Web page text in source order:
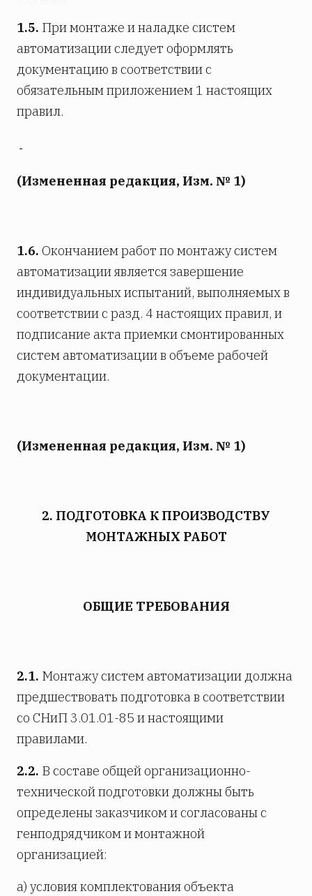
1.5. При монтаже и наладке систем
автоматизации следует оформлять
документацию в соответствии с
обязательным приложением 1 настоящих
правил.
(Измененная редакция, Изм. № 1)
1.6. Окончанием работ по монтажу систем
автоматизации является завершение
индивидуальных испытаний, выполняемых в
соответствии с разд. 4 настоящих правил, и
подписание акта приемки смонтированных
систем автоматизации в объеме рабочей
документации.
(Измененная редакция, Изм. № 1)
2. ПОДГОТОВКА К ПРОИЗВОДСТВУ
МОНТАЖНЫХ РАБОТ
ОБЩИЕ ТРЕБОВАНИЯ
2.1. Монтажу систем автоматизации должна
предшествовать подготовка в соответствии
со СНиП 3.01.01-85 и настоящими
правилами.
2.2. В составе общей организационно-
технической подготовки должны быть
определены заказчиком и согласованы с
генподрядчиком и монтажной
организацией:
а) условия комплектования объекта